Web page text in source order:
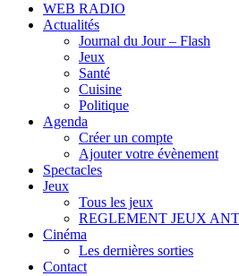
WEB RADIO
Actualités
Journal du Jour – Flash
Jeux
Santé
Cuisine
Politique
Agenda
Créer un compte
Ajouter votre évènement
Spectacles
Jeux
Tous les jeux
REGLEMENT JEUX
Cinéma
Les dernières sorties
Contact